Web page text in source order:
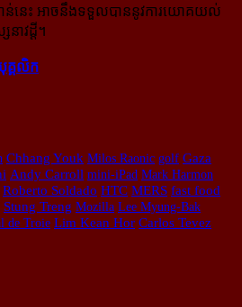
ាន់​នេះ អាច​នឹង​ទទួល​បាន​នូវ​ការ​យោគយល់
ាវដ្ដី។
គ្គលិក
Chhang Youk Milos Raonic golf Gaza
Andy Carroll mini-iPad Mark Harmon
Roberto Soldado HTC MERS fast food
Stung Treng Mozilla Lee Myung-Bak
de Troie Lim Kean Hor Carlos Tevez